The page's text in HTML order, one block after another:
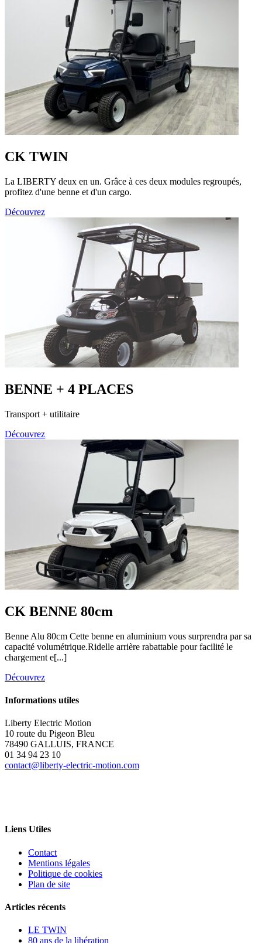
CK TWIN
La LIBERTY deux en un. Grâce à ces deux modules regroupés,
profitez d'une benne et d'un cargo.
Découvrez
BENNE + 4 PLACES
Transport + utilitaire
Découvrez
CK BENNE 80cm
Benne Alu 80cm Cette benne en aluminium vous surprendra par sa
capacité volumétrique.Ridelle arrière rabattable pour facilité le
chargement e[...]
Découvrez
Informations utiles
Liberty Electric Motion
10 route du Pigeon Bleu
78490 GALLUIS, FRANCE
01 34 94 23 10
contact@liberty-electric-motion.com
Liens Utiles
Contact
Mentions légales
Politique de cookies
Plan de site
Articles récents
LE TWIN
80 ans de la libération